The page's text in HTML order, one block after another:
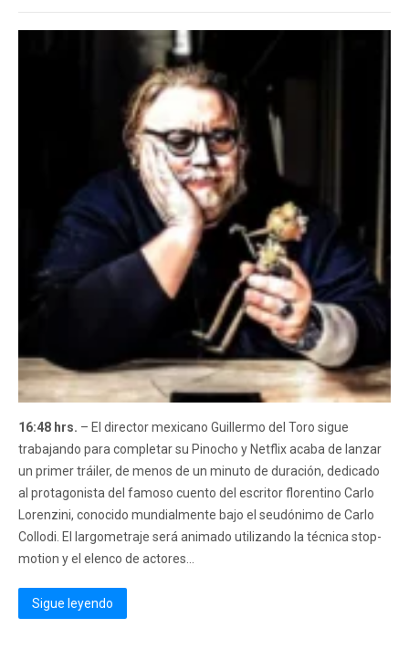
16:48 hrs. – El director mexicano Guillermo del Toro sigue
trabajando para completar su Pinocho y Netflix acaba de lanzar
un primer tráiler, de menos de un minuto de duración, dedicado
al protagonista del famoso cuento del escritor florentino Carlo
Lorenzini, conocido mundialmente bajo el seudónimo de Carlo
Collodi. El largometraje será animado utilizando la técnica stop-
motion y el elenco de actores...
Sigue leyendo